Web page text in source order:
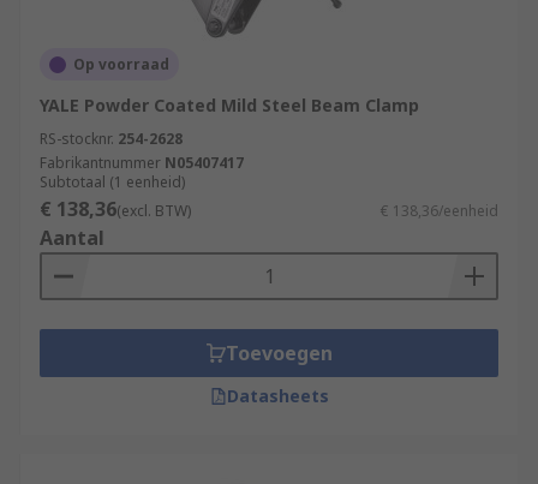
Op voorraad
YALE Powder Coated Mild Steel Beam Clamp
RS-stocknr. 254-2628
Fabrikantnummer N05407417
Subtotaal (1 eenheid)
€ 138,36(excl. BTW) € 138,36/eenheid
Aantal
Toevoegen
Datasheets